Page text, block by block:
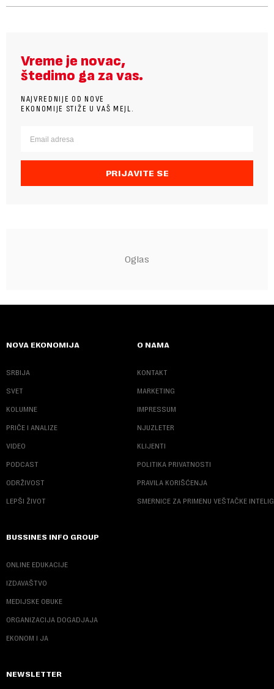
Vreme je novac,
štedimo ga za vas.
NAJVREDNIJE OD NOVE
EKONOMIJE STIŽE U VAŠ MEJL.
PRIJAVITE SE
NOVA EKONOMIJA
SRBIJA
SVET
KOLUMNE
PRIČE I ANALIZE
VIDEO
PODCAST
ODRŽIVOST
LEPŠI ŽIVOT
O NAMA
KONTAKT
MARKETING
IMPRESSUM
NJUZLETER
KLIJENTI
POLITIKA PRIVATNOSTI
PRAVILA KORIŠĆENJA
SMERNICE ZA PRIMENU VEŠTAČKE
BUSSINES INFO GROUP
ONLINE EDUKACIJE
IZDAVAŠTVO
MEDIJSKE OBUKE
ORGANIZACIJA DOGADJAJA
EKONOM I JA
NEWSLETTER